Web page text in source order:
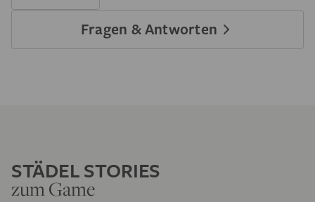
Fragen & Antworten
STÄDEL STORIES
zum Game